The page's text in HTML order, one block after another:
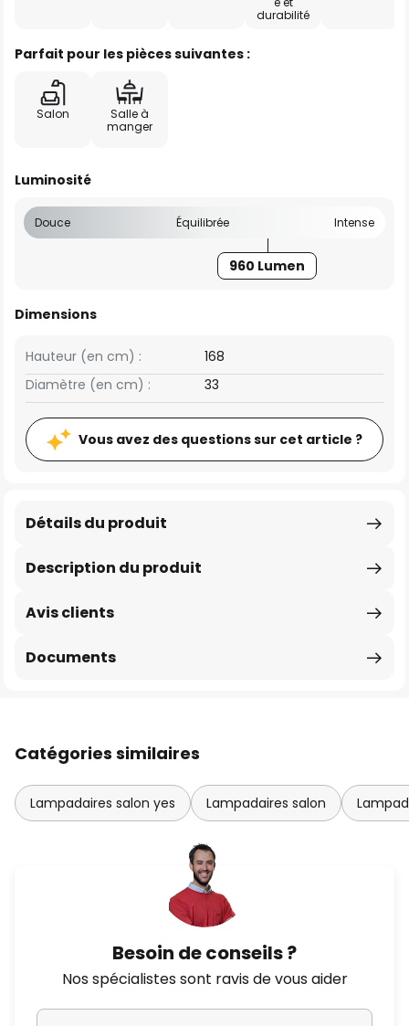
durabilité
Parfait pour les pièces suivantes :
Salon
Salle à
manger
Luminosité
Douce Équilibrée Intense
960 Lumen
Dimensions
Hauteur (en cm) :
168
Diamètre (en cm) :
33
Vous avez des questions sur cet article ?
Description du produit
Détails du produit
Avis clients
Documents
Catégories similaires
Lampadaires salon yes Lampadaires salon
Besoin de conseils ?
Nos spécialistes sont ravis de vous aider